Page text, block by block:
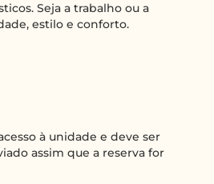
Seja a trabalho ou a
estilo e conforto.
à unidade e deve ser
assim que a reserva for